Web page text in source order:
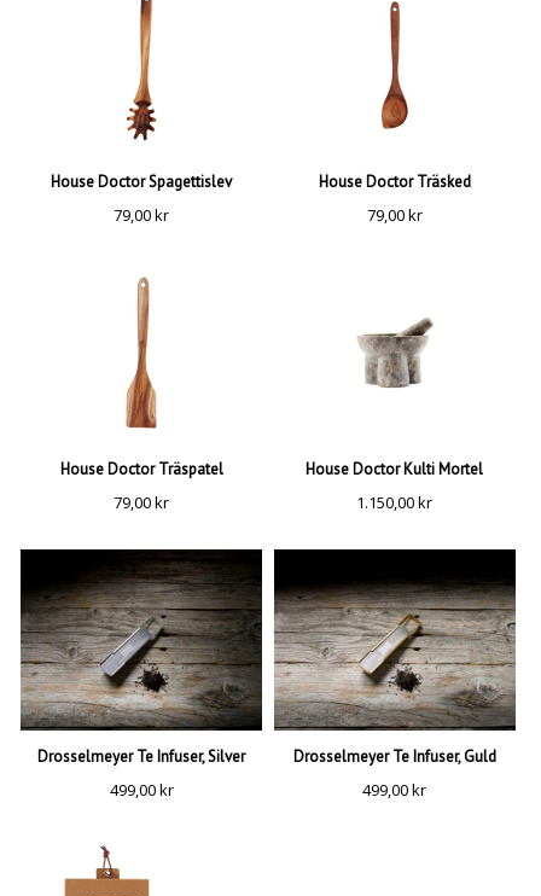
House Doctor Spagettislev
79,00kr
House Doctor Träsked
79,00kr
House Doctor Träspatel
79,00kr
House Doctor Kulti Mortel
1.150,00kr
Drosselmeyer Te Infuser, Silver
499,00kr
Drosselmeyer Te Infuser, Guld
499,00kr